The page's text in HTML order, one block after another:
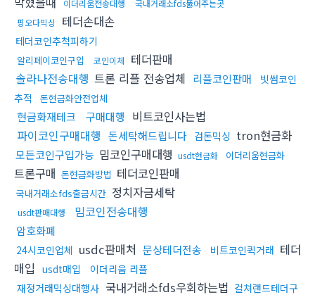
이더리움전송대행
국내거래소fds뚫어주는곳
핑오다믹싱
테더손대손
테더코인추척피하기
알리페이코인구입 코인이체
테더판매
솔라나전송대행 트론 리플 전송업체 리플코인판매
빗썸코인
추적
돈현금화안전업체
현금화재테크 구매대행
비트코인사는법
파이코인구매대행 돈세탁해드립니다 검돈믹싱 tron현금화
모든코인구입가능 밈코인구매대행 usdt현금화 이더리움현금화
트론구매 돈현금화방법 테더코인판매
국내거래소fds출금시간 정치자금세탁
usdt판매대행 밈코인전송대행
암호화폐
24시코인업체 usdc판매처 문상테더전송 비트코인퀵거래 테더
매입 usdt매입
이더리움 리플
재정거래믹싱대행사 국내거래소fds우회하는법 컬쳐랜드테더구